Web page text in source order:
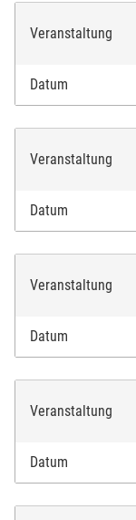
Veranstaltung
Datum
Veranstaltung
Datum
Veranstaltung
Datum
Veranstaltung
Datum